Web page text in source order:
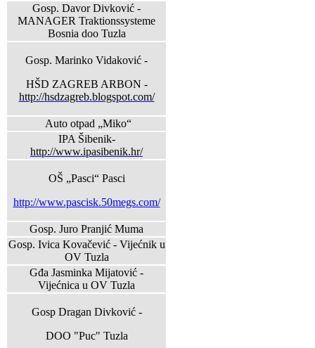
Gosp. Davor Divković -
MANAGER Traktionssysteme
Bosnia doo Tuzla
Gosp. Marinko Vidaković -
HŠD ZAGREB ARBON -
http://hsdzagreb.blogspot.com/
Auto otpad „Miko“
IPA Šibenik-
http://www.ipasibenik.hr/
OŠ „Pasci“ Pasci
http://www.pascisk.50megs.com/
Gosp. Juro Pranjić Muma
Gosp. Ivica Kovačević - Vijećnik u
OV Tuzla
Gđa Jasminka Mijatović -
Vijećnica u OV Tuzla
Gosp Dragan Divković -
DOO "Puc" Tuzla